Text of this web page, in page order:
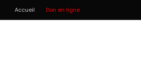
Accueil Don en ligne